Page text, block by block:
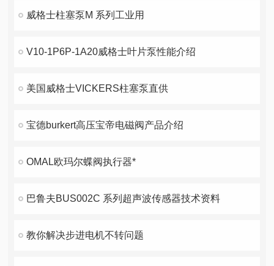
威格士柱塞泵M 系列工业用
V10-1P6P-1A20威格士叶片泵性能介绍
美国威格士VICKERS柱塞泵直供
宝德burkert高压宝帝电磁阀产品介绍
OMAL欧玛尔蝶阀执行器*
巴鲁夫BUS002C 系列超声波传感器技术资料
教你解决步进电机不转问题